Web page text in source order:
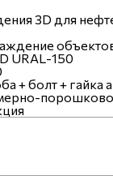
3D для
URAL-150
+ болт + гайка